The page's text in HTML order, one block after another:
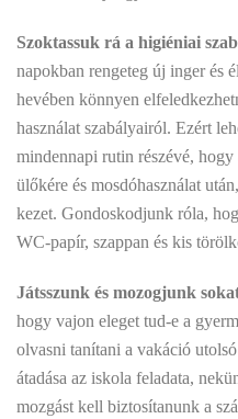
Szoktassuk rá a higiéniai
napokban rengeteg új inger és
hevében könnyen
használat szabályairól. Ezért
mindennapi rutin részévé,
ülőkére és mosdóhasználat
kezet. Gondoskodjunk róla,
WC-papír, szappan és kis
Játsszunk és mozogjunk
hogy vajon eleget tud-e a
olvasni tanítani a vakáció
átadása az iskola feladata,
mozgást kell biztosítanunk a